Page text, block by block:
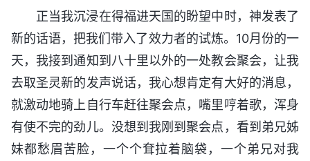
正当我沉浸在得福进天国的盼望中时，神发表了
新的话语，把我们带入了效力者的试炼。10月份的一
天，我接到通知到八十里以外的一处教会聚会，让我
去取圣灵新的发声说话，我心想肯定有大好的消息，
就激动地骑上自行车赶往聚会点，嘴里哼着歌，浑身
有使不完的劲儿。没想到我刚到聚会点，看到弟兄姊
妹都愁眉苦脸，一个个耷拉着脑袋，一个弟兄对我